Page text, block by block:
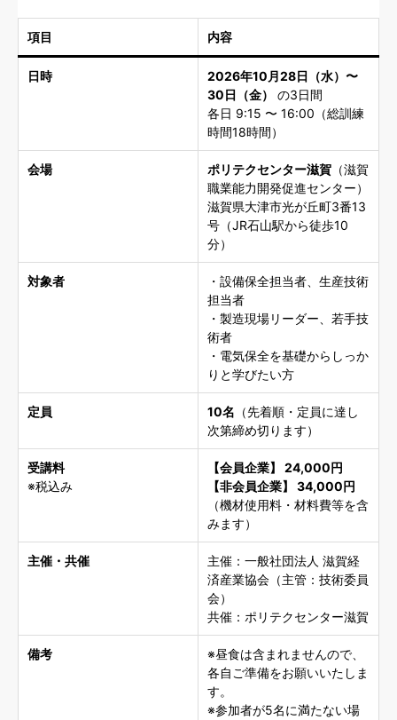
項目 内容
日時
2026年10月28日（水）〜
30日（金）
の3日間
各日 9:15 〜 16:00（総訓練
時間18時間）
会場 ポリテクセンター滋賀 （滋賀
職業能力開発促進センター）
滋賀県大津市光が丘町3番13
号（JR石山駅から徒歩10
分）
対象者
・設備保全担当者、生産技術
担当者
・製造現場リーダー、若手技
術者
・電気保全を基礎からしっか
りと学びたい方
定員 10名 （先着順・定員に達し
次第締め切ります）
受講料
※税込み
【会員企業】 24,000円
【非会員企業】 34,000円
（機材使用料・材料費等を含
みます）
主催・共催
主催：一般社団法人 滋賀経
済産業協会（主管：技術委員
会）
共催：ポリテクセンター滋賀
備考
※昼食は含まれませんので、
各自ご準備をお願いいたしま
す。
※参加者が5名に満たない場